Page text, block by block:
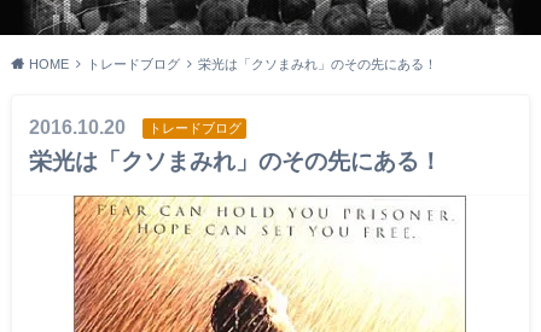
HOME トレードブログ 栄光は「クソまみれ」のその先にある！
2016.10.20 トレードブログ
栄光は「クソまみれ」のその先にある！